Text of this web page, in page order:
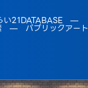
い21DATABASE
パブリックアート